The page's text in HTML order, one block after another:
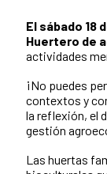
El sábado 18
Huertero de
actividades
¡No puedes
contextos y
la reflexión, el
gestión
Las huertas